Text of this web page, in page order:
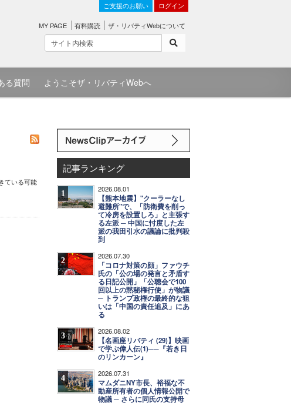
ご支援のお願い ログイン
MY PAGE 有料購読 ザ・リバティWebについて
る質問 ようこそザ・リバティWebへ
ている可能
記事ランキング
1 2026.08.01
【熊本地震】"クーラーなし
避難所"で、「防衛費を削っ
て冷房を設置しろ」と主張す
る左派 ─ 中国に忖度した左
派の我田引水の議論に批判殺
到
2 2026.07.30
「コロナ対策の顔」ファウチ
氏の「公の場の発言と矛盾す
る日記公開」「公聴会で100
回以上の黙秘権行使」が物議
─ トランプ政権の最終的な狙
いは「中国の責任追及」にあ
る
3 2026.08.02
【名画座リバティ (29)】映画
で学ぶ偉人伝(1)──『若き日
のリンカーン』
4 2026.07.31
マムダニNY市長、裕福な不
動産所有者の個人情報公開で
物議 ─ さらに同氏の支持母